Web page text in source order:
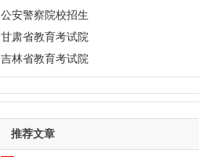
公安警察院校招生
甘肃省教育考试院
吉林省教育考试院
推荐文章